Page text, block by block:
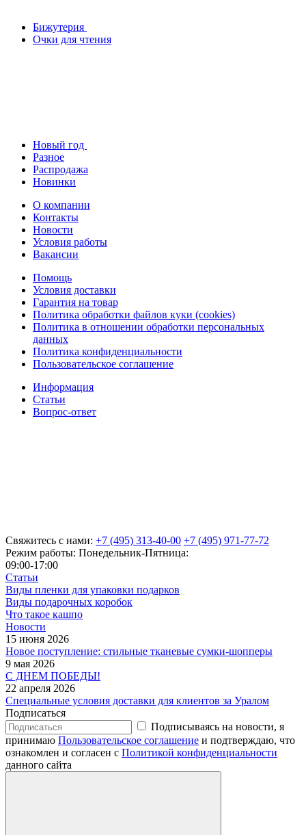
Бижутерия
Очки для чтения
Новый год
Разное
Распродажа
Новинки
О компании
Контакты
Новости
Условия работы
Вакансии
Помощь
Условия доставки
Гарантия на товар
Политика обработки файлов куки (cookies)
Политика в отношении обработки персональных
данных
Политика конфиденциальности
Пользовательское соглашение
Информация
Статьи
Вопрос-ответ
Свяжитесь с нами: +7 (495) 313-40-00 +7 (495) 971-77-72
Режим работы: Понедельник-Пятница:
09:00-17:00
Статьи
Виды пленки для упаковки подарков
Виды подарочных коробок
Что такое кашпо
Новости
15 июня 2026
Новое поступление: стильные тканевые сумки-шопперы
9 мая 2026
С ДНЕМ ПОБЕДЫ!
22 апреля 2026
Специальные условия доставки для клиентов за Уралом
Подписаться
Подписываясь на новости, я
принимаю Пользовательское соглашение и подтверждаю, что
ознакомлен и согласен с Политикой конфиденциальности
данного сайта